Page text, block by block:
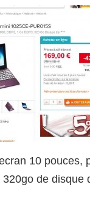
10 pouces,
de disque